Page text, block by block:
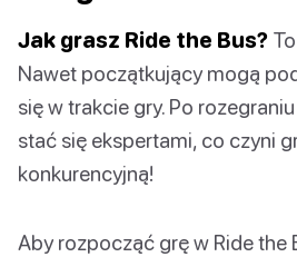
Jak grasz Ride the Bus?
Nawet początkujący mogą
się w trakcie gry. Po
stać się ekspertami, co czyni
konkurencyjną!
Aby rozpocząć grę w Ride the